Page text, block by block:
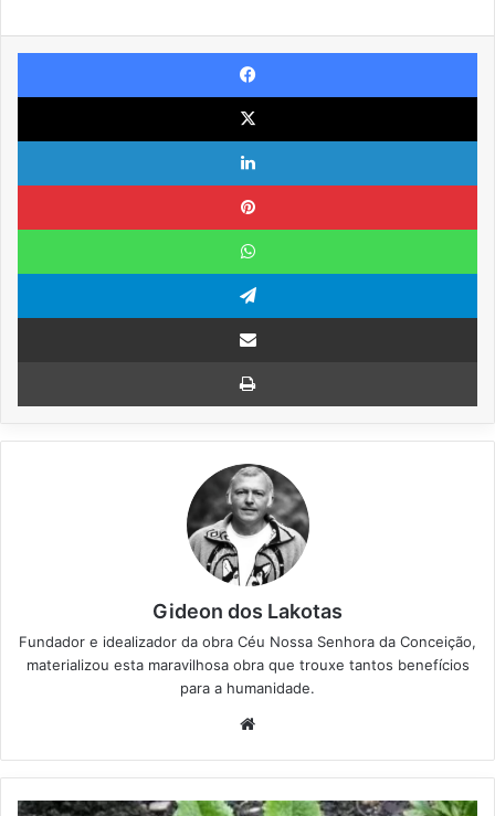
Gideon dos Lakotas
Fundador e idealizador da obra Céu Nossa Senhora da Conceição,
materializou esta maravilhosa obra que trouxe tantos benefícios
para a humanidade.
te
A